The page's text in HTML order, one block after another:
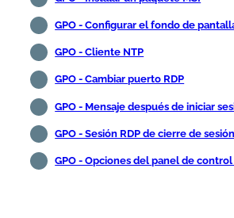
GPO - Configurar el fondo de
GPO - Cliente NTP
GPO - Cambiar puerto RDP
GPO - Mensaje después de iniciar
GPO - Sesión RDP de cierre de
GPO - Opciones del panel de